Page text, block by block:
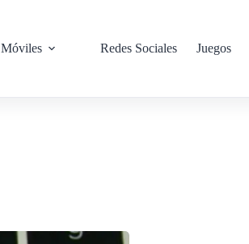
Móviles Redes Sociales Juegos